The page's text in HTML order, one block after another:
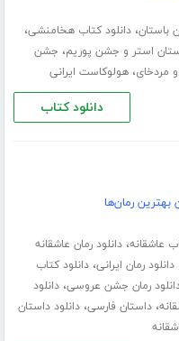
باستان،دانلود کتاب هخامنشی،
استر و جشن پوریم، جشن
مردخای،هولوکاست ایرانی
دانلود کتاب
بهترین رمان‌ها
عاشقانه،دانلود رمان عاشقانه
دانلود رمان ایرانی،دانلود کتاب
رمان جشن عروسی،دانلود
،داستان فارسی،دانلود داستان